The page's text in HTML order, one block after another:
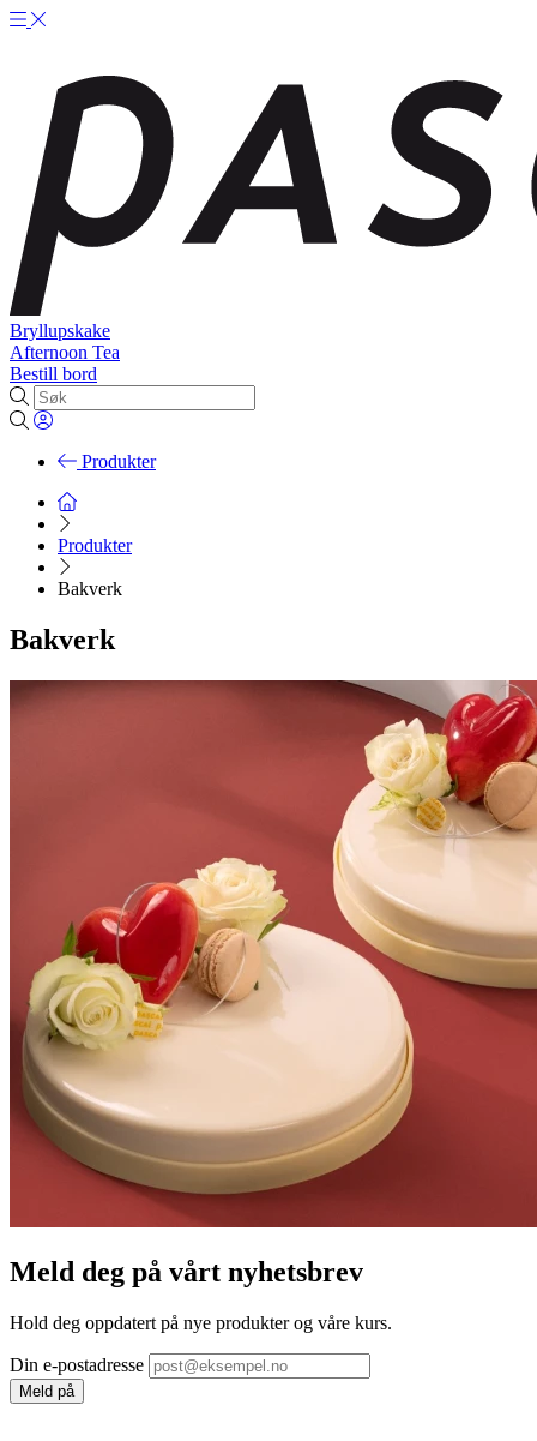
Bryllupskake
Afternoon Tea
Bestill bord
Produkter
Produkter
Bakverk
Bakverk
Meld deg på vårt nyhetsbrev
Hold deg oppdatert på nye produkter og våre kurs.
Din e-postadresse
Meld på